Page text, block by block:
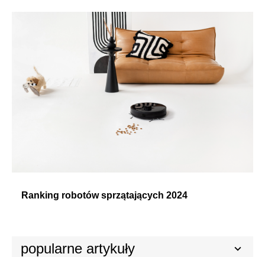
popularne artykuły
Ranking robotów sprzątających 2024